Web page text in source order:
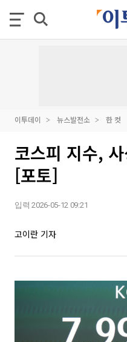
이투데이 뉴스발전소 한 컷
코스피 지수,
[포토]
입력 2026-05-12 09:21
고이란 기자